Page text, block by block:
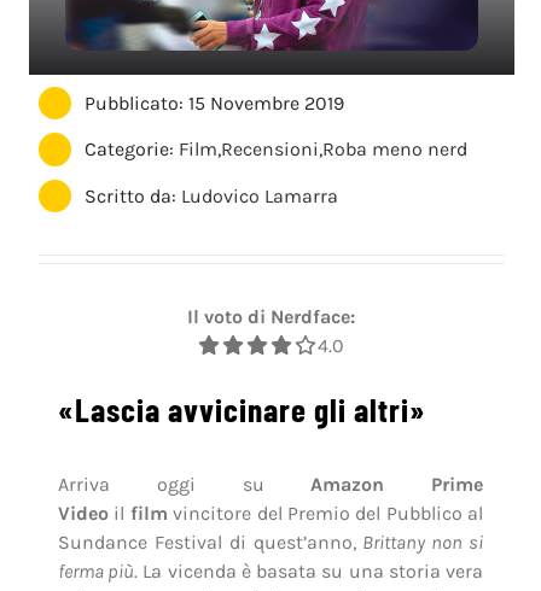
Pubblicato: 15 Novembre 2019
Categorie: Film,Recensioni,Roba meno nerd
Scritto da: Ludovico Lamarra
Il voto di Nerdface:
4.0
«Lascia avvicinare gli altri»
Arriva oggi suAmazon Prime
Videoil film vincitore del Premio del Pubblico al
Sundance Festival di quest’anno, Brittany non si
ferma più. La vicenda è basata su una storia vera